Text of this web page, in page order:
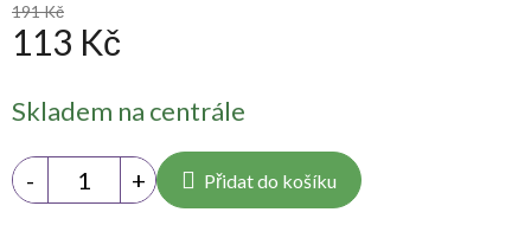
191 Kč
113 Kč
cena:
Skladem na centrále
Přidat do košíku